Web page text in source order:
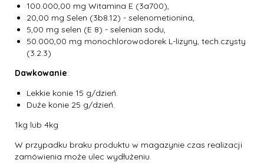
100.000,00 mg Witamina E (3a700),
20,00 mg Selen (3b8.12) - selenometionina,
5,00 mg selen (E 8) - selenian sodu,
50.000,00 mg monochlorowodorek L-lizyny, tech.czysty
(3.2.3)
Dawkowanie:
Lekkie konie 15 g/dzień.
Duże konie 25 g/dzień.
1kg lub 4kg
W przypadku braku produktu w magazynie czas realizacji
zamówienia może ulec wydłużeniu.